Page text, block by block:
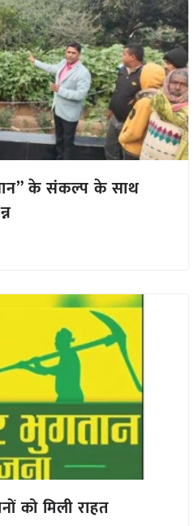
के संकल्प के साथ
को मिली राहत